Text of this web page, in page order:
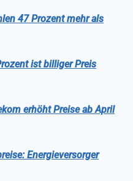
47 Prozent mehr als
ist billiger Preis
erhöht Preise ab April
Energieversorger